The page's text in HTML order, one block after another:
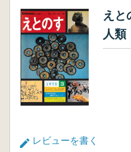
え
人
レビューを書く